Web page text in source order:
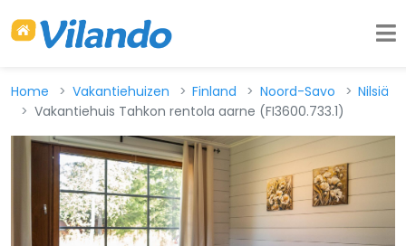
Home Vakantiehuizen Finland Noord-Savo
Nilsiä
Vakantiehuis Tahkon rentola aarne (FI3600.733.1)